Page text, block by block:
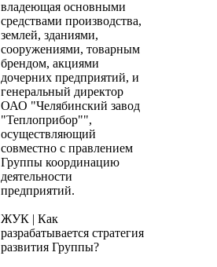
владеющая основными
средствами производства,
землей, зданиями,
сооружениями, товарным
брендом, акциями
дочерних предприятий, и
генеральный директор
ОАО "Челябинский завод
"Теплоприбор"",
осуществляющий
совместно с правлением
Группы координацию
деятельности
предприятий.
ЖУК | Как
разрабатывается стратегия
развития Группы?